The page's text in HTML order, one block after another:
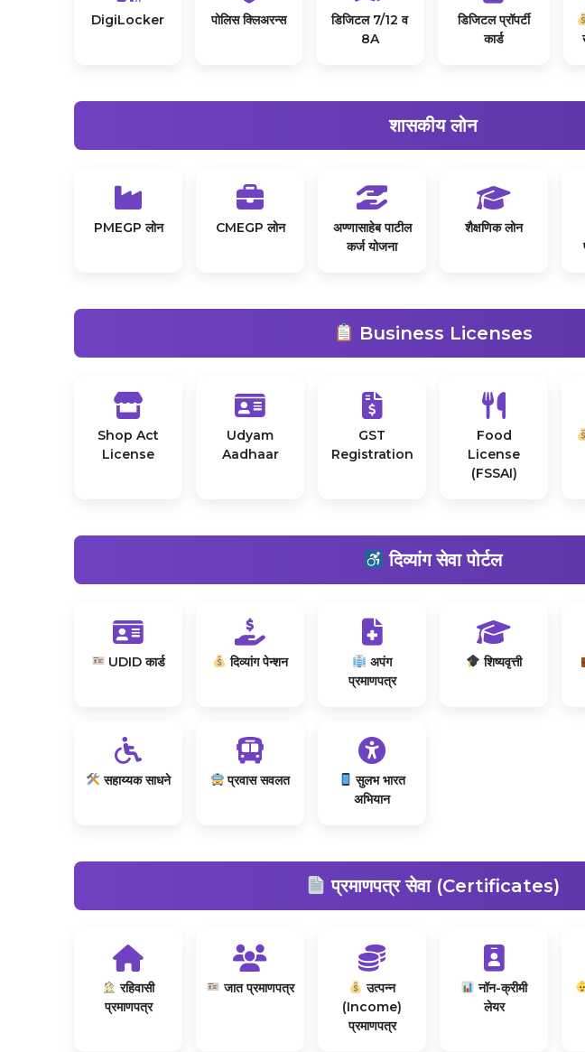
DigiLocker पोलिस क्लिअरन्स
डिजिटल 7/12 व
8A
डिजिटल प्रॉपर्टी
कार्ड
शासकीय लोन
PMEGP लोन CMEGP लोन
अण्णासाहेब पाटील
कर्ज योजना
शैक्षणिक लोन
Business Licenses
Shop Act
License
Udyam
Aadhaar
GST
Registration
Food
License
(FSSAI)
दिव्यांग सेवा पोर्टल
UDID कार्ड दिव्यांग पेन्शन
अपंग
प्रमाणपत्र
शिष्यवृत्ती
सहाय्यक साधने प्रवास सवलत
सुलभ भारत
अभियान
प्रमाणपत्र सेवा (Certificates)
रहिवासी
प्रमाणपत्र
जात प्रमाणपत्र
उत्पन्न
(Income)
प्रमाणपत्र
नॉन-क्रीमी
लेयर